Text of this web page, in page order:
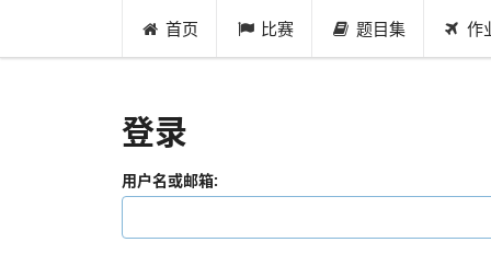
首页 比赛 题目集 作
登录
用户名或邮箱: